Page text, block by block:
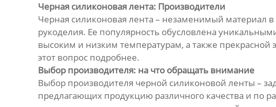
Черная силиконовая лента: Производители
Черная силиконовая лента – незаменимый материал
рукоделия. Ее популярность обусловлена
высоким и низким температурам, а также прекрасной
этот вопрос подробнее.
Выбор производителя: на что обращать внимание
Выбор производителя черной силиконовой ленты –
предлагающих продукцию различного качества и по